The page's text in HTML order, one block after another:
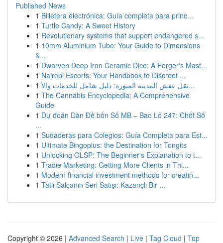
Published News
1 Billetera electrónica: Guía completa para princ...
1 Turtle Candy: A Sweet History
1 Revolutionary systems that support endangered s...
1 10mm Aluminium Tube: Your Guide to Dimensions
&...
1 Dwarven Deep Iron Ceramic Dice: A Forger's Mast...
1 Nairobi Escorts: Your Handbook to Discreet ...
1
نقل عفش المدينة المنورة: دليل شامل للخدمات والأ...
1 The Cannabis Encyclopedia: A Comprehensive
Guide
1 Dự đoán Dàn Đề bốn Số MB – Bao Lô 247: Chốt Số
...
1 Sudaderas para Colegios: Guía Completa para Est...
1 Ultimate Bingoplus: the Destination for Tongits
1 Unlocking OLSP: The Beginner's Explanation to t...
1 Tradie Marketing: Getting More Clients in Thi...
1 Modern financial investment methods for creatin...
1 Tatlı Salçanın Seri Satışı: Kazançlı Bir ...
Copyright © 2026 | Advanced Search | Live | Tag Cloud | Top